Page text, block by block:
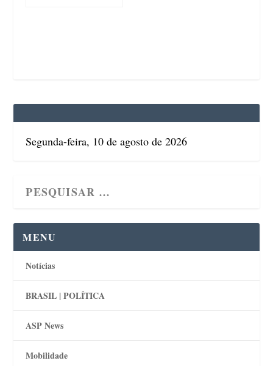
Segunda-feira, 10 de agosto de 2026
MENU
Notícias
BRASIL | POLÍTICA
ASP News
Mobilidade